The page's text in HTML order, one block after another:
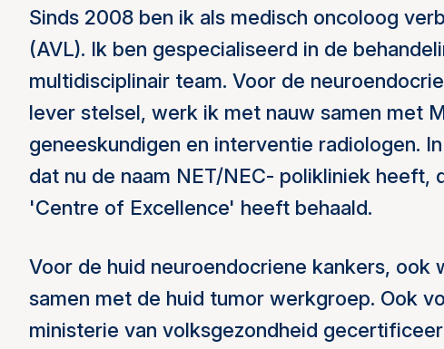
Sinds 2008 ben ik als medisch oncoloog
(AVL). Ik ben gespecialiseerd in de
multidisciplinair team. Voor de
lever stelsel, werk ik met nauw samen met
geneeskundigen en interventie radiologen.
dat nu de naam NET/NEC- polikliniek heeft,
'Centre of Excellence' heeft behaald.
Voor de huid neuroendocriene kankers,
samen met de huid tumor werkgroep. Ook
ministerie van volksgezondheid